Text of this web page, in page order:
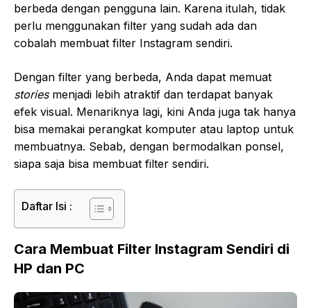
berbeda dengan pengguna lain. Karena itulah, tidak
perlu menggunakan filter yang sudah ada dan
cobalah membuat filter Instagram sendiri.
Dengan filter yang berbeda, Anda dapat memuat
stories menjadi lebih atraktif dan terdapat banyak
efek visual. Menariknya lagi, kini Anda juga tak hanya
bisa memakai perangkat komputer atau laptop untuk
membuatnya. Sebab, dengan bermodalkan ponsel,
siapa saja bisa membuat filter sendiri.
Daftar Isi :
Cara Membuat Filter Instagram Sendiri di
HP dan PC